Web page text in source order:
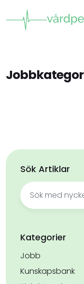
Sök Artiklar
Sök
efter:
Kategorier
Jobb
Kunskapsbank